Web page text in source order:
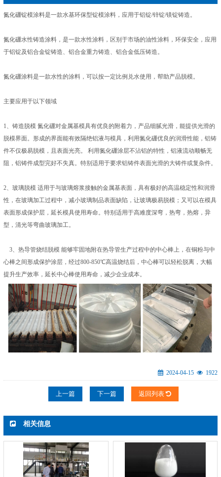
氮化硼锭模涂料是一款水基环保型锭模涂料，应用于铝锭/锌锭/镁锭铸造。
氮化硼水性铸造涂料，是一款水性涂料，区别于市场的油性涂料，环保安全，应用
于铝锭及铝合金锭铸造、铝合金重力铸造、铝合金低压铸造。
氮化硼涂料是一款水性的涂料，可以按一定比例兑水使用，帮助产品脱模。
主要应用于以下领域
1、铸造脱模 氮化硼对金属基模具有优良的附着力，产品细腻光滑，能提供光滑的
脱模界面。形成的界面能有效隔绝铝液与模具，利用氮化硼优良的润滑性能，铝铸
件不仅极易脱模，且表面光亮。 利用氮化硼涂层不沾铝的特性，铝液流动顺畅无
阻，铝铸件成型完好不失真。特别适用于要求铝铸件表面光滑的大铸件或复杂件。
2、玻璃脱模 适用于与玻璃熔浆接触的金属基表面，具有极好的高温稳定性和润滑
性，在玻璃加工过程中，减小玻璃制品表面缺陷，让玻璃极易脱模；又可以在模具
表面形成保护层，延长模具使用寿命。特别适用于高难度深弯，热弯，热熔，异
型，清光等弯曲玻璃加工。
3、热导管烧结脱模 能够牢固地附在热导管生产过程中的中心棒上，在铜粉与中
心棒之间形成保护涂层，经过800-850℃高温烧结后，中心棒可以轻松脱离，大幅
提升生产效率，延长中心棒使用寿命，减少企业成本。
2024-04-15 1922
上一篇 下一篇 返回列表
相关信息